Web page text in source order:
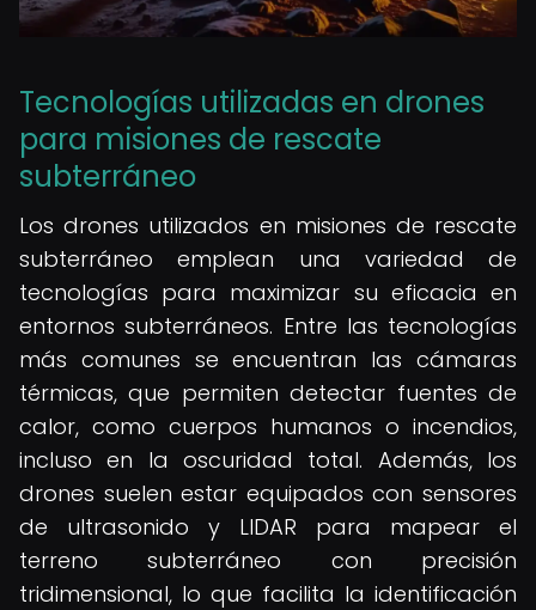
Tecnologías utilizadas en drones
para misiones de rescate
subterráneo
Los drones utilizados en misiones de rescate
subterráneo emplean una variedad de
tecnologías para maximizar su eficacia en
entornos subterráneos. Entre las tecnologías
más comunes se encuentran las cámaras
térmicas, que permiten detectar fuentes de
calor, como cuerpos humanos o incendios,
incluso en la oscuridad total. Además, los
drones suelen estar equipados con sensores
de ultrasonido y LIDAR para mapear el
terreno subterráneo con precisión
tridimensional, lo que facilita la identificación